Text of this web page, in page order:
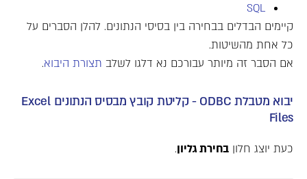
SQL
קיימים הבדלים בבחירה בין בסיסי הנתונים. להלן הסברים על
כל אחת מהשיטות.
אם הסבר זה מיותר עבורכם נא דלגו לשלב תצורת היבוא.
יבוא מטבלת ODBC - קליטת קובץ מבסיס הנתונים Excel
Files
כעת יוצג חלון בחירת גליון.